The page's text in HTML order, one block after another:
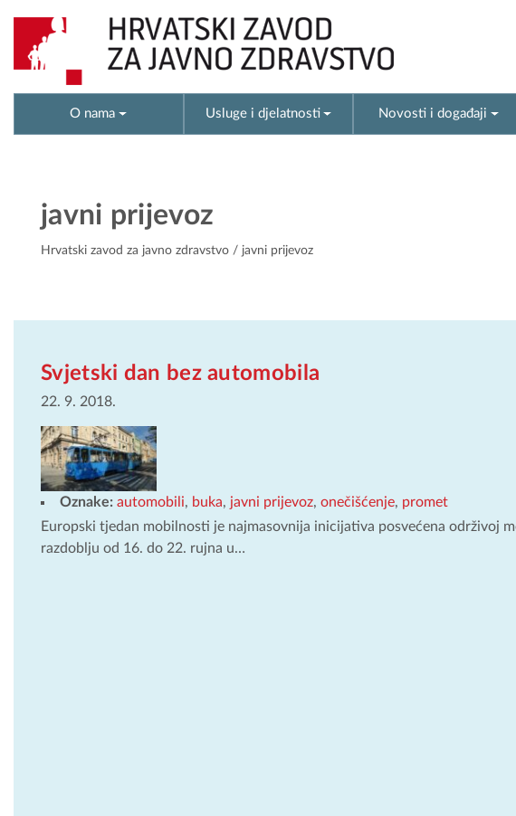
O nama Usluge i djelatnosti Novosti i događaji
javni prijevoz
Hrvatski zavod za javno zdravstvo / javni prijevoz
Svjetski dan bez automobila
22. 9. 2018.
Oznake: automobili, buka, javni prijevoz, onečišćenje, promet
Europski tjedan mobilnosti je najmasovnija inicijativa posvećena održivoj
razdoblju od 16. do 22. rujna u…